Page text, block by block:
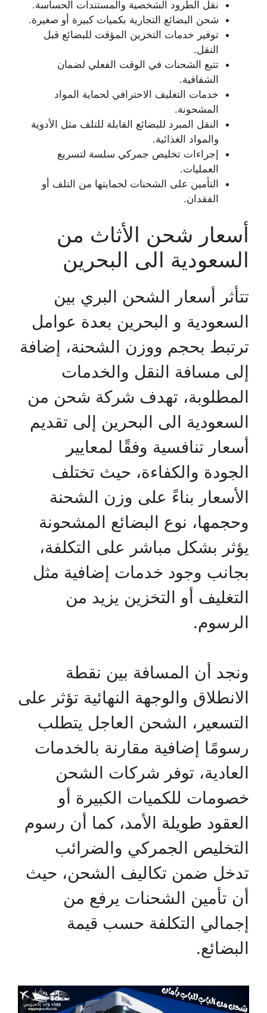
نقل الطرود الشخصية والمستندات الحساسة.
شحن البضائع التجارية بكميات كبيرة أو صغيرة.
توفير خدمات التخزين المؤقت للبضائع قبل
النقل.
تتبع الشحنات في الوقت الفعلي لضمان
الشفافية.
خدمات التغليف الاحترافي لحماية المواد
المشحونة.
النقل المبرد للبضائع القابلة للتلف مثل الأدوية
والمواد الغذائية.
إجراءات تخليص جمركي سلسة لتسريع
العمليات.
التأمين على الشحنات لحمايتها من التلف أو
الفقدان.
أسعار شحن الأثاث من
السعودية الى البحرين
تتأثر أسعار الشحن البري بين
السعودية و البحرين بعدة عوامل
ترتبط بحجم ووزن الشحنة، إضافة
إلى مسافة النقل والخدمات
المطلوبة، تهدف شركة شحن من
السعودية الى البحرين إلى تقديم
أسعار تنافسية وفقًا لمعايير
الجودة والكفاءة، حيث تختلف
الأسعار بناءً على وزن الشحنة
وحجمها، نوع البضائع المشحونة
يؤثر بشكل مباشر على التكلفة،
بجانب وجود خدمات إضافية مثل
التغليف أو التخزين يزيد من
الرسوم.
ونجد أن المسافة بين نقطة
الانطلاق والوجهة النهائية تؤثر على
التسعير، الشحن العاجل يتطلب
رسومًا إضافية مقارنة بالخدمات
العادية، توفر شركات الشحن
خصومات للكميات الكبيرة أو
العقود طويلة الأمد، كما أن رسوم
التخليص الجمركي والضرائب
تدخل ضمن تكاليف الشحن، حيث
أن تأمين الشحنات يرفع من
إجمالي التكلفة حسب قيمة
البضائع.